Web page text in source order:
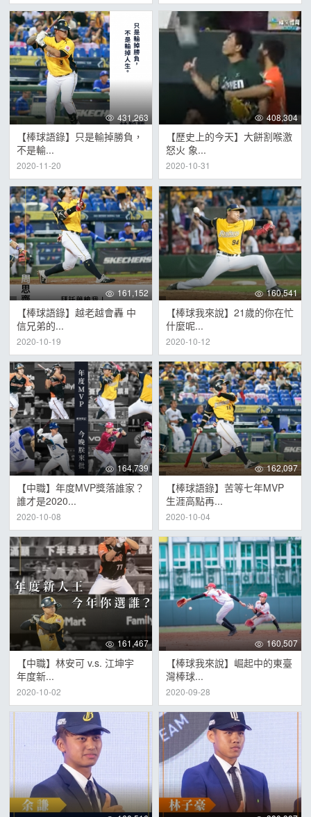
431,263
【棒球語錄】只是輸掉勝負，
不是輸...
2020-11-20
408,304
【歷史上的今天】大餅割喉激
怒火 象...
2020-10-31
161,152
【棒球語錄】越老越會轟 中
信兄弟的...
2020-10-19
160,541
【棒球我來說】21歲的你在忙
什麼呢...
2020-10-12
164,739
【中職】年度MVP獎落誰家？
誰才是2020...
2020-10-08
162,097
【棒球語錄】苦等七年MVP
生涯高點再...
2020-10-04
161,467
【中職】林安可 v.s. 江坤宇
年度新...
2020-10-02
160,507
【棒球我來說】崛起中的東臺
灣棒球...
2020-09-28